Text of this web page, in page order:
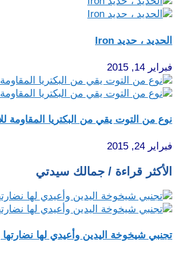
الحديد ، حديد Iron
فبراير 14, 2015
نوع من التوت يقي من البكتريا المقاومة
فبراير 24, 2015
الأكثر قراءة / جمالك سيدتي
تجنبي شيخوخة اليدين وأعيدي لها نضارتها